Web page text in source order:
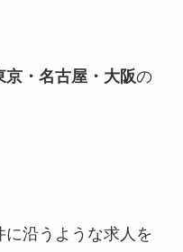
京・名古屋・大阪の
沿うような求人を